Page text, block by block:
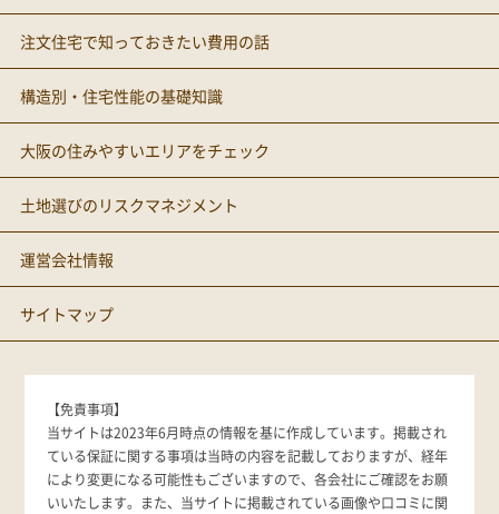
注文住宅で知っておきたい費用の話
構造別・住宅性能の基礎知識
大阪の住みやすいエリアをチェック
土地選びのリスクマネジメント
運営会社情報
サイトマップ
【免責事項】
当サイトは2023年6月時点の情報を基に作成しています。掲載され
ている保証に関する事項は当時の内容を記載しておりますが、経年
により変更になる可能性もございますので、各会社にご確認をお願
いいたします。また、当サイトに掲載されている画像や口コミに関